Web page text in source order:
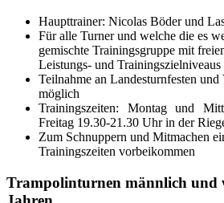
Haupttrainer: Nicolas Böder und
Für alle Turner und welche die es
gemischte Trainingsgruppe mit
Leistungs- und
Teilnahme an Landesturnfesten und
möglich
Trainingszeiten: Montag und
Freitag 19.30-21.30 Uhr in der
Zum Schnuppern und Mitmachen
Trainingszeiten vorbeikommen
Trampolinturnen männlich und